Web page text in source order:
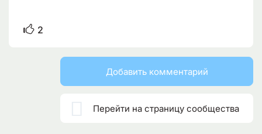
2
Добавить комментарий
Перейти на страницу сообщества